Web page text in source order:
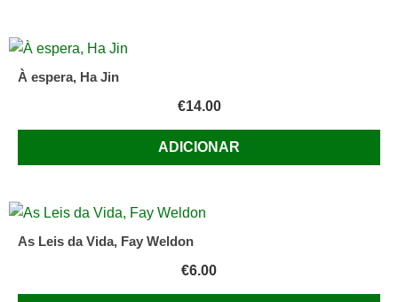
À espera, Ha Jin
€14.00
ADICIONAR
As Leis da Vida, Fay Weldon
€6.00